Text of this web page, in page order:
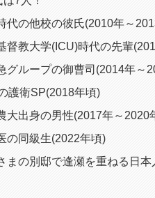
代の他校の彼氏(2010年～
督教大学(ICU)時代の先輩
グループの御曹司(2014年～
護衛SP(2018年頃)
大出身の男性(2017年～2020
の同級生(2022年頃)
まの別邸で逢瀬を重ねる日本